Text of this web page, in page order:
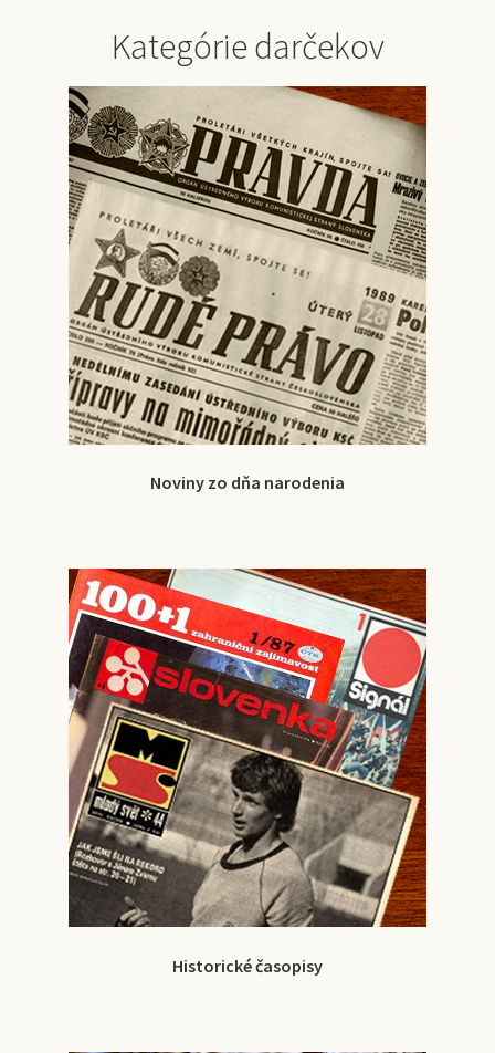
Kategórie darčekov
Noviny zo dňa narodenia
Historické časopisy